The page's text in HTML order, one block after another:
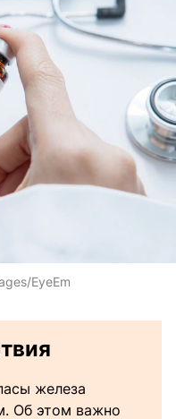
EyeEm
железа
Об этом важно